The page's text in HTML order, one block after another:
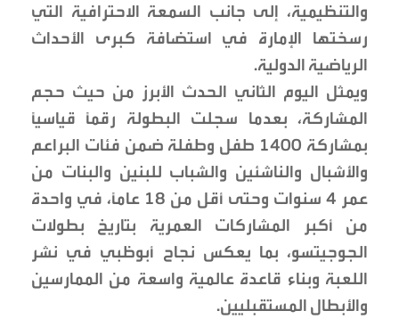
والتنظيمية، إلى جانب السمعة الاحترافية التي
رسختها الإمارة في استضافة كبرى الأحداث
الرياضية الدولية.
ويمثل اليوم الثاني الحدث الأبرز من حيث حجم
المشاركة، بعدما سجلت البطولة رقماً قياسياً
بمشاركة 1400 طفل وطفلة ضمن فئات البراعم
والأشبال والناشئين والشباب للبنين والبنات من
عمر 4 سنوات وحتى أقل من 18 عاماً، في واحدة
من أكبر المشاركات العمرية بتاريخ بطولات
الجوجيتسو، بما يعكس نجاح أبوظبي في نشر
اللعبة وبناء قاعدة عالمية واسعة من الممارسين
والأبطال المستقبليين.